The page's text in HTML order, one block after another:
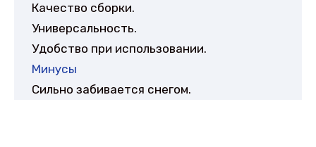
Качество сборки.
Универсальность.
Удобство при использовании.
Минусы
Сильно забивается снегом.